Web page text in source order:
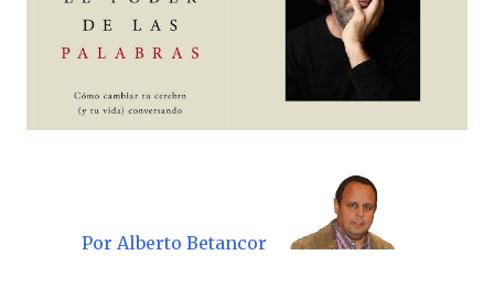
Por Alberto Betancor